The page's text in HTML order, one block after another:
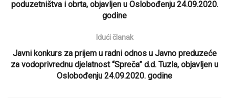
poduzetništva i obrta, objavljen u Oslobođenju 24.09.2020.
godine
Idući članak
Javni konkurs za prijem u radni odnos u Javno preduzeće
za vodoprivrednu djelatnost “Spreča” d.d. Tuzla, objavljen u
Oslobođenju 24.09.2020. godine